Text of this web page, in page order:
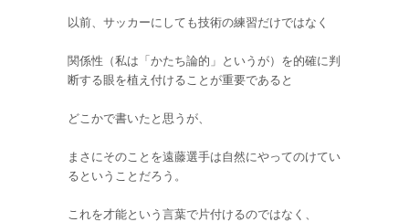
以前、サッカーにしても技術の練習だけではなく
関係性（私は「かたち論的」というが）を的確に判
断する眼を植え付けることが重要であると
どこかで書いたと思うが、
まさにそのことを遠藤選手は自然にやってのけてい
るということだろう。
これを才能という言葉で片付けるのではなく、